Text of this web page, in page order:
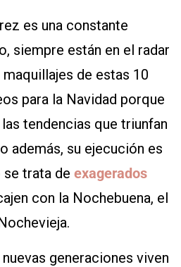
es una constante
siempre están en el radar
de estas 10
para la Navidad porque
tendencias que triunfan
además, su ejecución es
trata de exagerados
con la Nochebuena, el
generaciones viven